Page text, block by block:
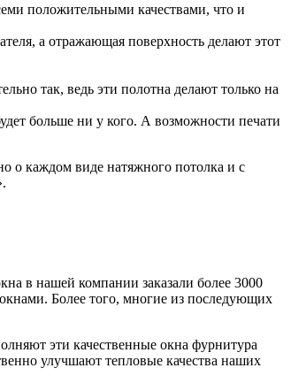
положительными качествами, что и
а отражающая поверхность делают этот
так, ведь эти полотна делают только на
больше ни у кого. А возможности печати
о каждом виде натяжного потолка и с
в нашей компании заказали более 3000
Более того, многие из последующих
эти качественные окна фурнитура
улучшают тепловые качества наших